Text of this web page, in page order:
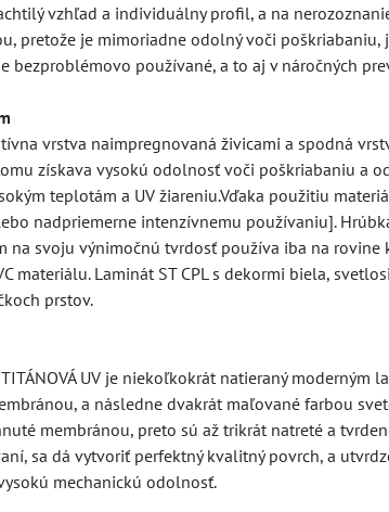
vzhľad a individuálny profil, a na
pretože je mimoriadne odolný voči
bezproblémovo používané, a to aj v náročných
vrstva naimpregnovaná živicami a spodná
získava vysokú odolnosť voči poškriabaniu a
teplotám a UV žiareniu.Vďaka použitiu
nadpriemerne intenzívnemu používaniu].
na svoju výnimočnú tvrdosť používa iba na
materiálu. Laminát ST CPL s dekormi biela,
prstov.
UV je niekoľkokrát natieraný
a následne dvakrát maľované farbou
membránou, preto sú až trikrát natreté a
sa dá vytvoriť perfektný kvalitný povrch, a
mechanickú odolnosť.